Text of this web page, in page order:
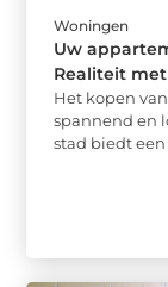
Woningen
Uw
Realiteit
Het kopen
spannend en
stad biedt een